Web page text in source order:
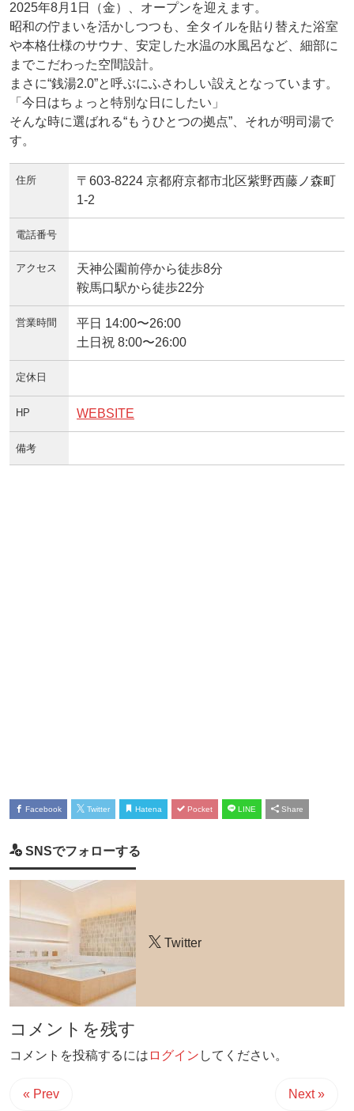
2025年8月1日（金）、オープンを迎えます。
昭和の佇まいを活かしつつも、全タイルを貼り替えた浴室
や本格仕様のサウナ、安定した水温の水風呂など、細部に
までこだわった空間設計。
まさに“銭湯2.0”と呼ぶにふさわしい設えとなっています。
「今日はちょっと特別な日にしたい」
そんな時に選ばれる“もうひとつの拠点”、それが明司湯で
す。
住所
〒603-8224 京都府京都市北区紫野西藤ノ森町
1-2
電話番号
アクセス
天神公園前停から徒歩8分
鞍馬口駅から徒歩22分
営業時間
平日 14:00〜26:00
土日祝 8:00〜26:00
定休日
HP WEBSITE
備考
Facebook Twitter Hatena Pocket LINE Share
SNSでフォローする
Twitter
コメントを残す
コメントを投稿するには ログイン してください。
« Prev Next »